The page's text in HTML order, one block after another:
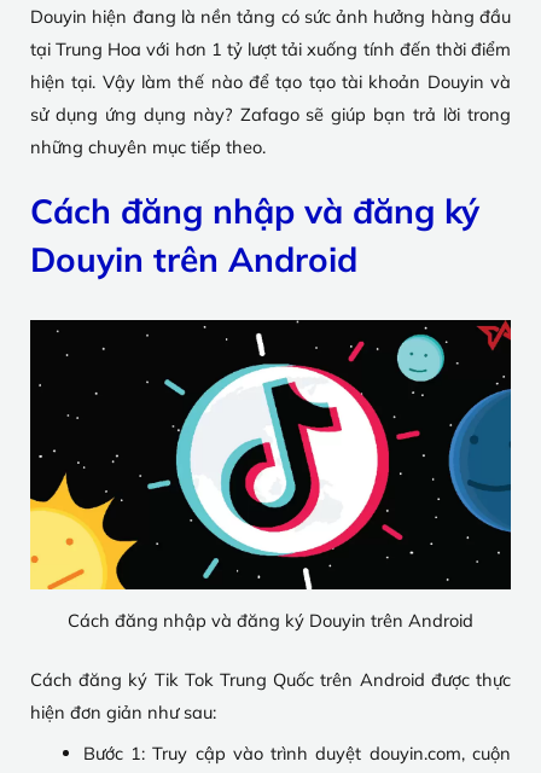
Douyin hiện đang là nền tảng có sức ảnh hưởng hàng đầu
tại Trung Hoa với hơn 1 tỷ lượt tải xuống tính đến thời điểm
hiện tại. Vậy làm thế nào để tạo tạo tài khoản Douyin và
sử dụng ứng dụng này? Zafago sẽ giúp bạn trả lời trong
những chuyên mục tiếp theo.
Cách đăng nhập và đăng ký
Douyin trên Android
Cách đăng nhập và đăng ký Douyin trên Android
Cách đăng ký Tik Tok Trung Quốc trên Android được thực
hiện đơn giản như sau:
Bước 1: Truy cập vào trình duyệt douyin.com, cuộn